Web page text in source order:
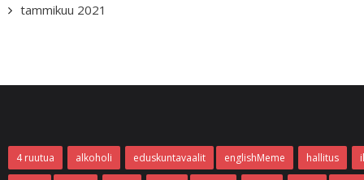
tammikuu 2021
4 ruutua alkoholi eduskuntavaalit englishMeme hallitus